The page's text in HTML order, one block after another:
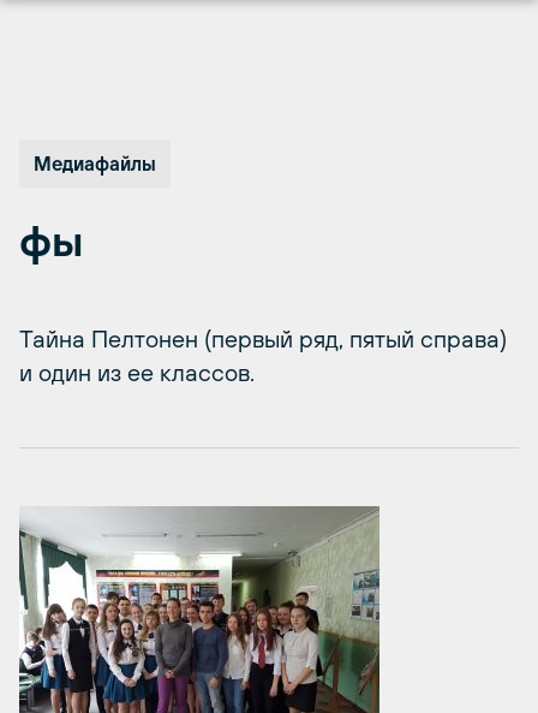
Медиафайлы
фы
Тайна Пелтонен (первый ряд, пятый справа)
и один из ее классов.